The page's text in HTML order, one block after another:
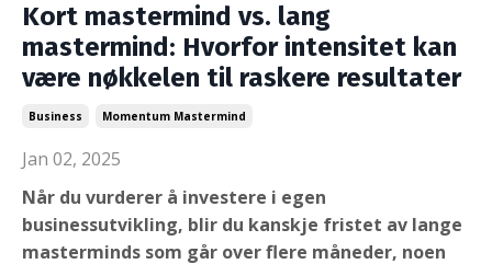
Kort mastermind vs. lang
mastermind: Hvorfor intensitet kan
være nøkkelen til raskere resultater
Business Momentum Mastermind
Jan 02, 2025
Når du vurderer å investere i egen
businessutvikling, blir du kanskje fristet av lange
masterminds som går over flere måneder, noen